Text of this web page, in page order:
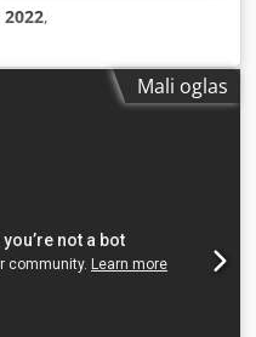
2022,
Mali oglas